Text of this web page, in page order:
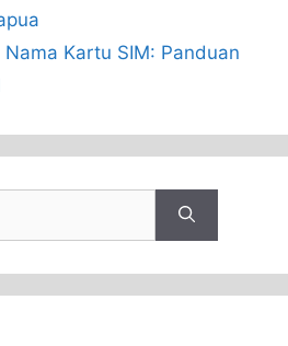
Kartu SIM: Panduan